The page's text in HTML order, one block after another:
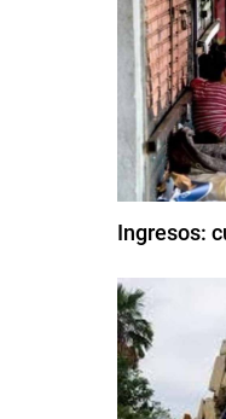
Ingresos: